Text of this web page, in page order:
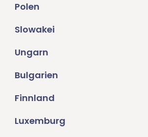
Polen
Slowakei
Ungarn
Bulgarien
Finnland
Luxemburg